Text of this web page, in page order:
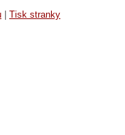
Tisk stranky